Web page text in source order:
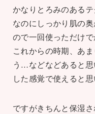
かなりとろみのある
なのにしっかり肌の
ので一回使っただけ
これからの時期、あ
う…などなどあると
した感覚で使えると思
ですがきちんと保湿